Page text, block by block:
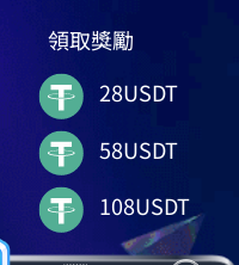
領取獎勵
28USDT
58USDT
108USDT